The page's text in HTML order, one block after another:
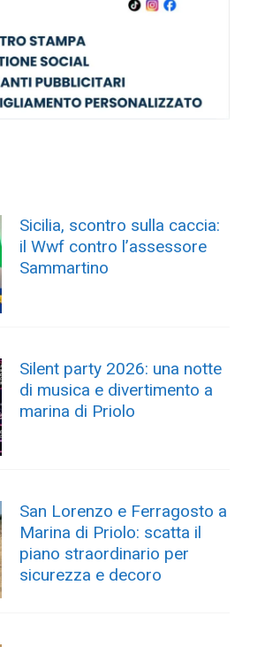
Sicilia, scontro sulla caccia:
il Wwf contro l’assessore
Sammartino
Silent party 2026: una notte
di musica e divertimento a
marina di Priolo
San Lorenzo e Ferragosto a
Marina di Priolo: scatta il
piano straordinario per
sicurezza e decoro